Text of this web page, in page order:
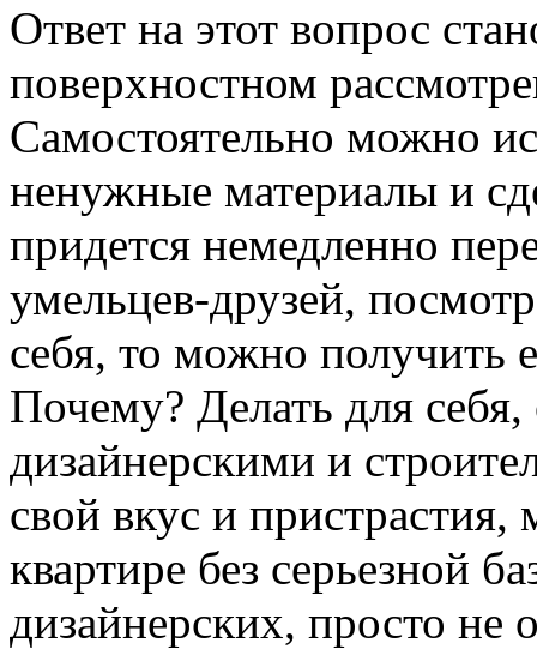
Ответ на этот вопрос
поверхностном
Самостоятельно можно
ненужные материалы и
придется немедленно
умельцев-друзей,
себя, то можно получить
Почему? Делать для
дизайнерскими и
свой вкус и
квартире без серьезной
дизайнерских, просто не